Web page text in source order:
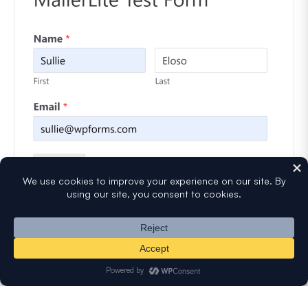
テストを送信した後、MailerLiteアカウントを開き、新し
い購読者が表示されていることを確認してください。